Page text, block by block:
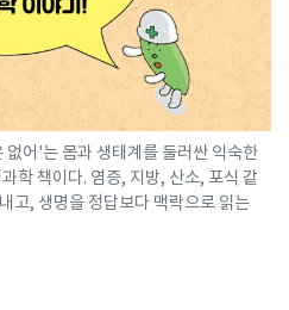
어'는 몸과 생태계를 둘러싼 익숙한
학 책이다. 염증, 지방, 산소, 포식 같
고, 생명을 정답보다 맥락으로 읽는